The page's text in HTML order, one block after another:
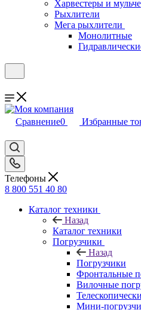
Харвестеры и
Рыхлители
Мега рыхлители
Монолитные
Сравнение0 Избранные
Телефоны
8 800 551 40 80
Каталог техники
Назад
Каталог техники
Погрузчики
Назад
Погрузчики
Фронтальные
Вилочные
Мини-